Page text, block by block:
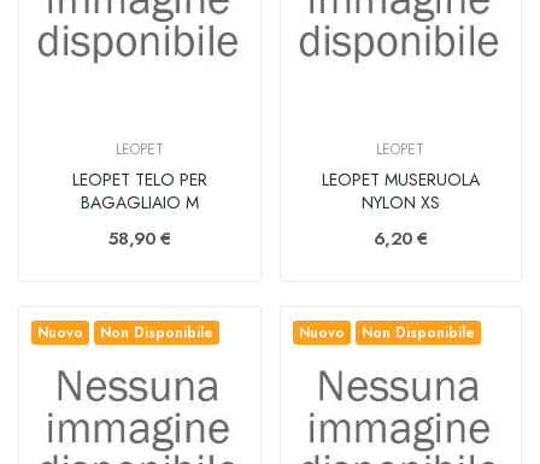
LEOPET
LEOPET TELO PER
BAGAGLIAIO M
58,90 €
LEOPET
LEOPET MUSERUOLA
NYLON XS
6,20 €
Nuovo Non Disponibile Nuovo Non Disponibile